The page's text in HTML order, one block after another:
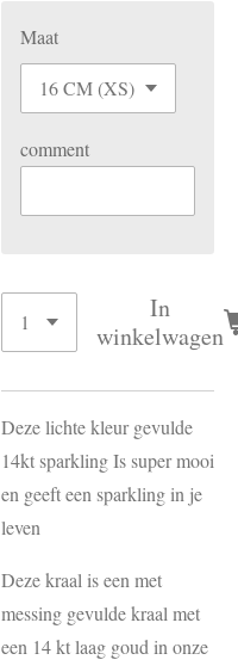
Maat
comment
In
winkelwagen
Deze lichte kleur gevulde
14kt sparkling Is super mooi
en geeft een sparkling in je
leven
Deze kraal is een met
messing gevulde kraal met
een 14 kt laag goud in onze